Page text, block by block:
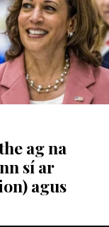
ag na
sí ar
agus